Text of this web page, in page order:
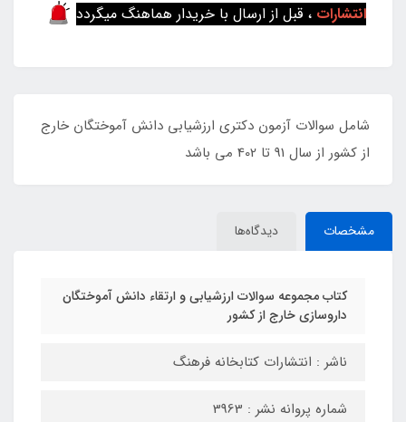
انتشارات ، قبل از ارسال با خریدار هماهنگ میگردد
شامل سوالات آزمون دکتری ارزشیابی دانش آموختگان خارج
از کشور از سال 91 تا 402 می باشد
مشخصات دیدگاه‌ها
کتاب مجموعه سوالات ارزشیابی و ارتقاء دانش آموختگان
داروسازی خارج از کشور
ناشر : انتشارات کتابخانه فرهنگ
شماره پروانه نشر : 3963